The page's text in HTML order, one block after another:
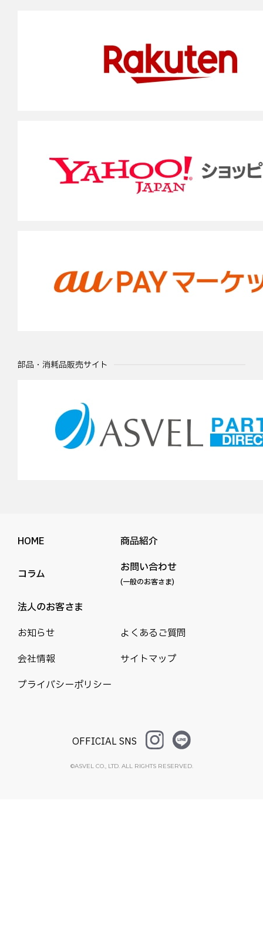
部品・消耗品販売サイト
HOME 商品紹介
コラム お問い合わせ
(一般のお客さま)
法人のお客さま
お知らせ
よくあるご質問
会社情報
サイトマップ
プライバシーポリシー
OFFICIAL SNS
©ASVEL CO., LTD. ALL RIGHTS RESERVED.